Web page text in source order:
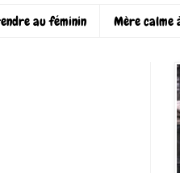
au féminin Mère calme